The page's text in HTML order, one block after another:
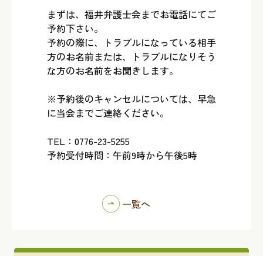
まずは、福井弁護士会までお電話にてご
予約下さい。
予約の際に、トラブルになっている相手
方のお名前または、トラブルになりそう
な方のお名前をお聞きします。
※予約後のキャンセルについては、早急
に当会までご連絡ください。
TEL：0776-23-5255
予約受付時間：午前9時から午後5時
一覧へ